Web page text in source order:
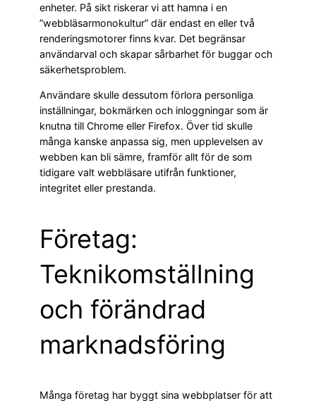
enheter. På sikt riskerar vi att hamna i en
”webbläsarmonokultur” där endast en eller två
renderingsmotorer finns kvar. Det begränsar
användarval och skapar sårbarhet för buggar och
säkerhetsproblem.
Användare skulle dessutom förlora personliga
inställningar, bokmärken och inloggningar som är
knutna till Chrome eller Firefox. Över tid skulle
många kanske anpassa sig, men upplevelsen av
webben kan bli sämre, framför allt för de som
tidigare valt webbläsare utifrån funktioner,
integritet eller prestanda.
Företag:
Teknikomställning
och förändrad
marknadsföring
Många företag har byggt sina webbplatser för att